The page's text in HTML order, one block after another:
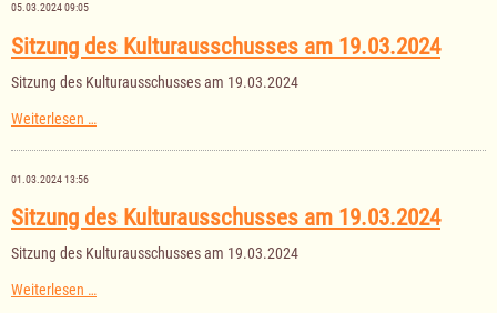
Jugend
und
am
05.03.2024 09:05
Sitzung des Kulturausschusses am 19.03.2024
Sitzung des Kulturausschusses am 19.03.2024
Weiterlesen …
Kulturausschusses
01.03.2024 13:56
Sitzung des Kulturausschusses am 19.03.2024
Sitzung des Kulturausschusses am 19.03.2024
Weiterlesen …Sitzung